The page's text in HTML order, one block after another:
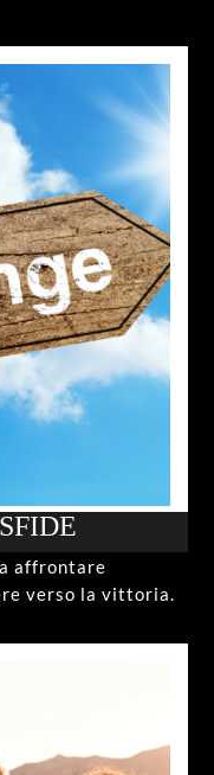
affrontare
verso la vittoria.